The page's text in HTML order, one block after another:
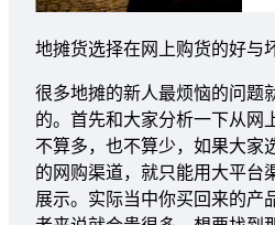
地摊货选择在网上购货的好与
很多地摊的新人最烦恼的问题
的。首先和大家分析一下从网
不算多，也不算少，如果大家
的网购渠道，就只能用大平台
展示。实际当中你买回来的产